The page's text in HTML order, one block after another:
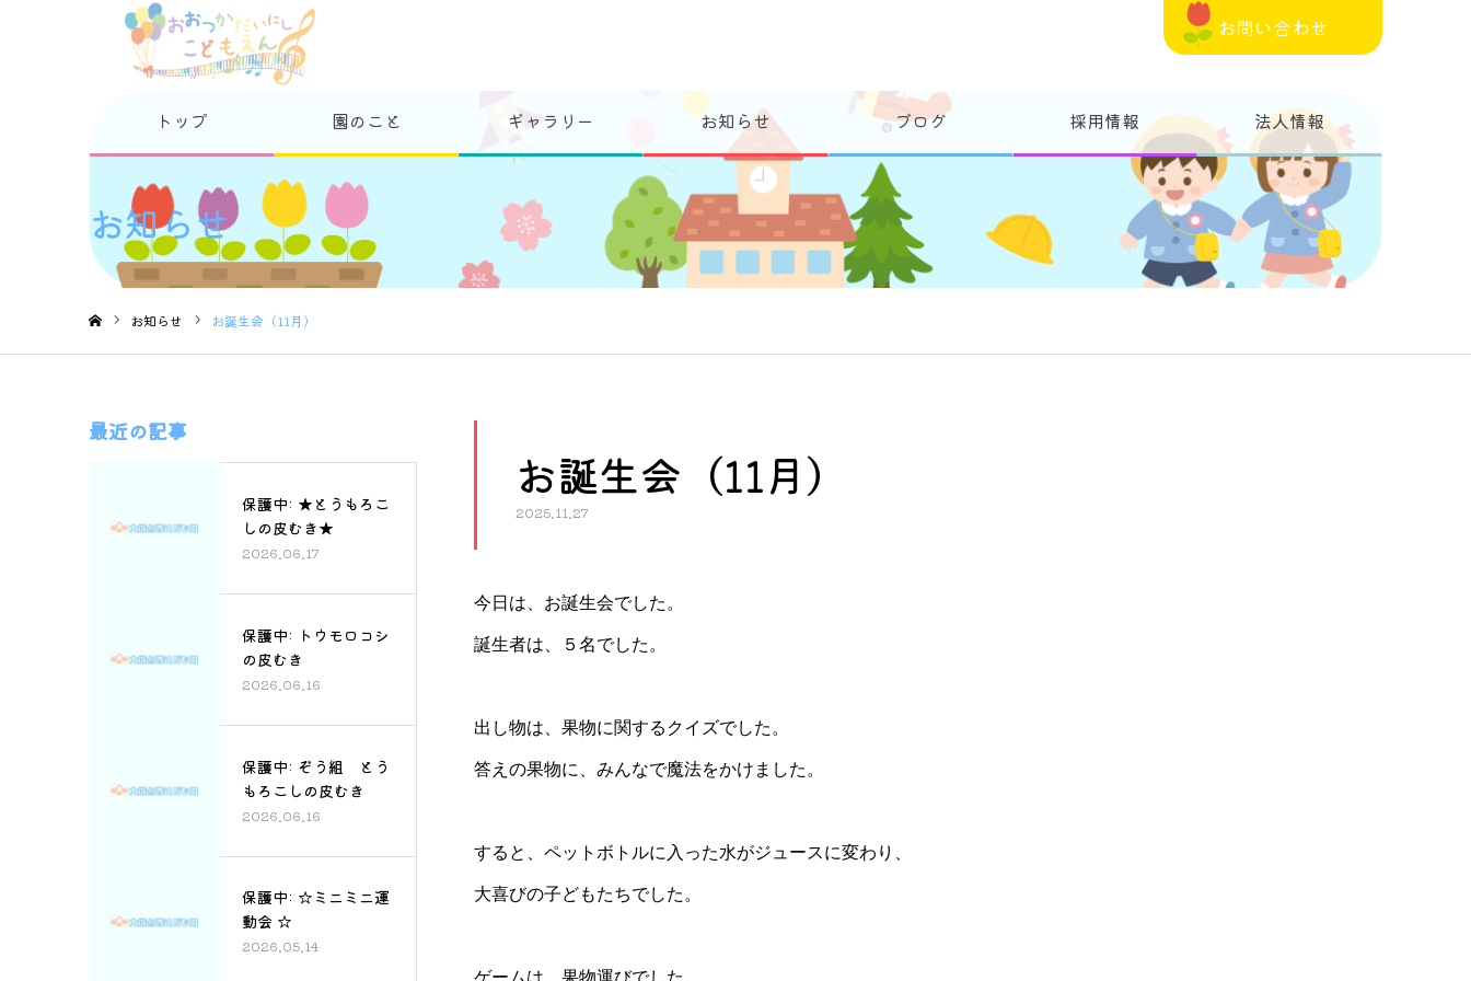
お問い合わせ
トップ 園のこと ギャラリー お知らせ ブログ 採用情報 法人情報
お知らせ
お知らせ お誕生会（11月）
お誕生会（11月）
2025.11.27
今日は、お誕生会でした。
誕生者は、５名でした。
出し物は、果物に関するクイズでした。
答えの果物に、みんなで魔法をかけました。
すると、ペットボトルに入った水がジュースに変わり、
大喜びの子どもたちでした。
ゲームは、果物運びでした。
最近の記事
保護中: ★とうもろこ
しの皮むき★
2026.06.17
保護中: トウモロコシ
の皮むき
2026.06.16
保護中: ぞう組 とう
もろこしの皮むき
2026.06.16
保護中: ☆ミニミニ運
動会 ☆
2026.05.14